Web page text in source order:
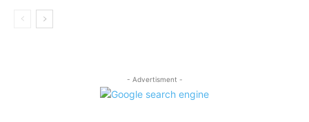
- Advertisment -